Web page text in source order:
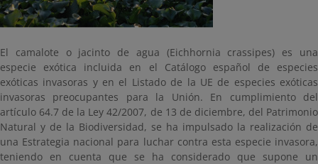
El camalote o jacinto de agua (Eichhornia crassipes) es una
especie exótica incluida en el Catálogo español de especies
exóticas invasoras y en el Listado de la UE de especies exóticas
invasoras preocupantes para la Unión. En cumplimiento del
artículo 64.7 de la Ley 42/2007, de 13 de diciembre, del Patrimonio
Natural y de la Biodiversidad, se ha impulsado la realización de
una Estrategia nacional para luchar contra esta especie invasora,
teniendo en cuenta que se ha considerado que supone un